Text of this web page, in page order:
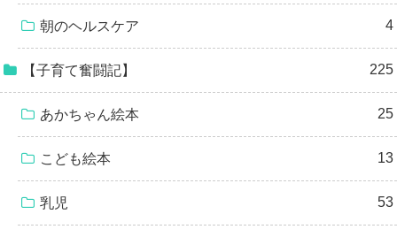
朝のヘルスケア 4
【子育て奮闘記】 225
あかちゃん絵本 25
こども絵本 13
乳児 53